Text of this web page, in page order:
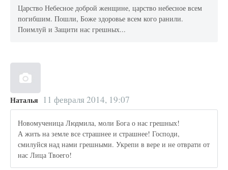
Царство Небесное доброй женщине, царство небесное всем
погибшим. Пошли, Боже здоровье всем кого ранили.
Поимлуй и Защити нас грешных...
Наталья 11 февраля 2014, 19:07
Новомученица Людмила, моли Бога о нас грешных!
А жить на земле все страшнее и страшнее! Господи,
смилуйся над нами грешными. Укрепи в вере и не отврати от
нас Лица Твоего!